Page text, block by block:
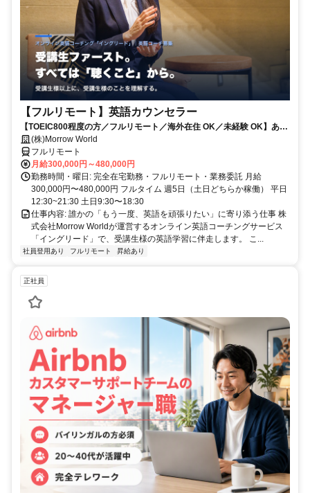
【フルリモート】英語カウンセラー
【TOEIC800程度の方／フルリモート／海外在住 OK／未経験 OK】あな
たが英語学習で経験した失敗も成功も。すべてが、受講生の人生を変え
るお仕事です。
(株)Morrow World
フルリモート
月給300,000円～480,000円
勤務時間・曜日: 完全在宅勤務・フルリモート・業務委託 月給
300,000円〜480,000円 フルタイム 週5日（土日どちらか稼働） 平日
12:30~21:30 土日9:30〜18:30
仕事内容: 誰かの「もう一度、英語を頑張りたい」に寄り添う仕事 株
式会社Morrow Worldが運営するオンライン英語コーチングサービス
「イングリード」で、受講生様の英語学習に伴走します。 こ...
社員登用あり フルリモート 昇給あり
正社員